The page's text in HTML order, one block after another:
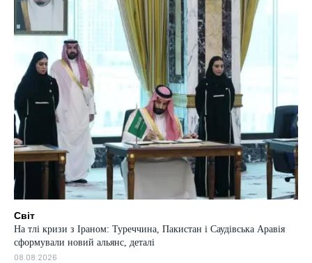
Світ
На тлі кризи з Іраном: Туреччина, Пакистан і Саудівська Аравія
сформували новий альянс, деталі
08.08.2026